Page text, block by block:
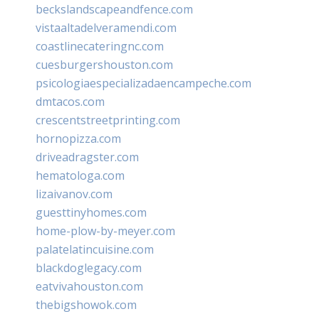
beckslandscapeandfence.com
vistaaltadelveramendi.com
coastlinecateringnc.com
cuesburgershouston.com
psicologiaespecializadaencampeche.com
dmtacos.com
crescentstreetprinting.com
hornopizza.com
driveadragster.com
hematologa.com
lizaivanov.com
guesttinyhomes.com
home-plow-by-meyer.com
palatelatincuisine.com
blackdoglegacy.com
eatvivahouston.com
thebigshowok.com